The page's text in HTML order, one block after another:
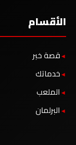
الأقسام
قصة خبر
خدماتك
الملعب
البرلمان